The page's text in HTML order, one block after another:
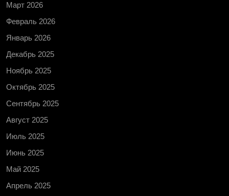
Март 2026
Февраль 2026
Январь 2026
Декабрь 2025
Ноябрь 2025
Октябрь 2025
Сентябрь 2025
Август 2025
Июль 2025
Июнь 2025
Май 2025
Апрель 2025